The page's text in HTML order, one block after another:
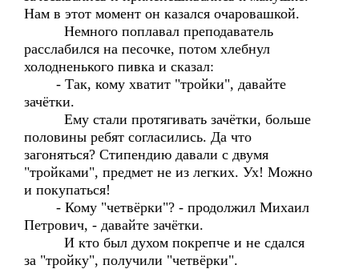
Нам в этот момент он казался очаровашкой.
Немного поплавал преподаватель
расслабился на песочке, потом хлебнул
холодненького пивка и сказал:
- Так, кому хватит "тройки", давайте
зачётки.
Ему стали протягивать зачётки, больше
половины ребят согласились. Да что
загоняться? Стипендию давали с двумя
"тройками", предмет не из легких. Ух! Можно
и покупаться!
- Кому "четвёрки"? - продолжил Михаил
Петрович, - давайте зачётки.
И кто был духом покрепче и не сдался
за "тройку", получили "четвёрки".